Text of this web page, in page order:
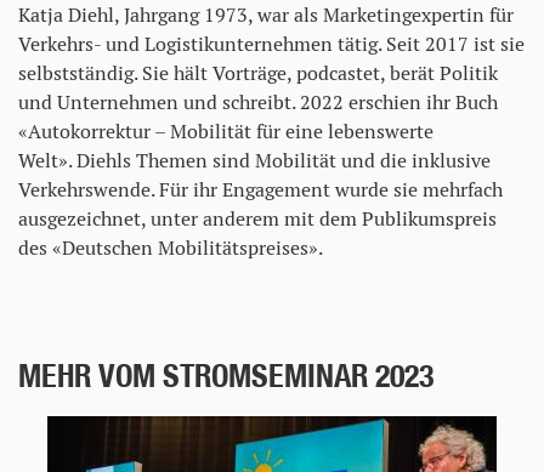
Katja Diehl, Jahrgang 1973, war als Marketingexpertin für
Verkehrs- und Logistikunternehmen tätig. Seit 2017 ist sie
selbstständig. Sie hält Vorträge, podcastet, berät Politik
und Unternehmen und schreibt. 2022 erschien ihr Buch
«Autokorrektur – Mobilität für eine lebenswerte
Welt». Diehls Themen sind Mobilität und die inklusive
Verkehrswende. Für ihr Engagement wurde sie mehrfach
ausgezeichnet, unter anderem mit dem Publikumspreis
des «Deutschen Mobilitätspreises».
MEHR VOM STROMSEMINAR 2023